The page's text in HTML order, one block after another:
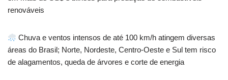
renováveis
Chuva e ventos intensos de até 100 km/h atingem diversas
áreas do Brasil; Norte, Nordeste, Centro-Oeste e Sul tem risco
de alagamentos, queda de árvores e corte de energia